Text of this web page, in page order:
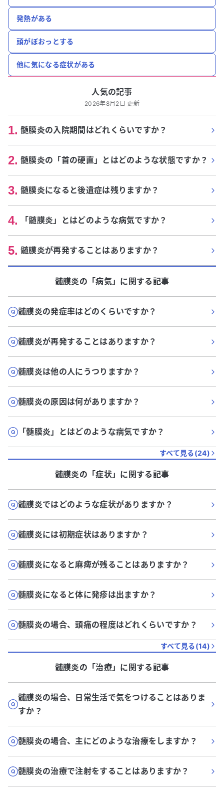
発熱がある
頭がぼおっとする
他に気になる症状がある
人気の記事
2026年8月2日 更新
1. 髄膜炎の入院期間はどれくらいですか？
2. 髄膜炎の「首の硬直」とはどのような状態ですか？
3. 髄膜炎になると後遺症は残りますか？
4. 「髄膜炎」とはどのような病気ですか？
5. 髄膜炎が再発することはありますか？
髄膜炎の「病気」に関する記事
髄膜炎の発症率はどのくらいですか？
髄膜炎が再発することはありますか？
髄膜炎は他の人にうつりますか？
髄膜炎の原因は何がありますか？
「髄膜炎」とはどのような病気ですか？
すべて見る(24)
髄膜炎の「症状」に関する記事
髄膜炎ではどのような症状がありますか？
髄膜炎には初期症状はありますか？
髄膜炎になると麻痺が残ることはありますか？
髄膜炎になると体に発疹は出ますか？
髄膜炎の場合、頭痛の程度はどれくらいですか？
すべて見る(14)
髄膜炎の「治療」に関する記事
髄膜炎の場合、日常生活で気をつけることはありま
すか？
髄膜炎の場合、主にどのような治療をしますか？
髄膜炎の治療で注射をすることはありますか？